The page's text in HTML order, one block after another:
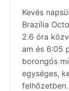
Kevés
Brazília
2.6 óra
am és 6:05
borongós
egységes,
felhőzetben.